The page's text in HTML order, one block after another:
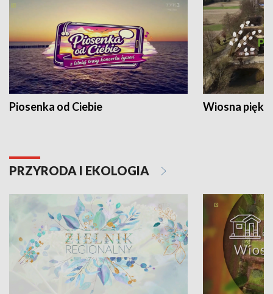
Piosenka od Ciebie Wiosna
PRZYRODA I EKOLOGIA